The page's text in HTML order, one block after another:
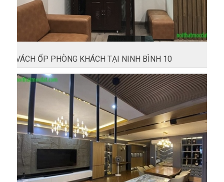
VÁCH ỐP PHÒNG KHÁCH TẠI NINH BÌNH 10